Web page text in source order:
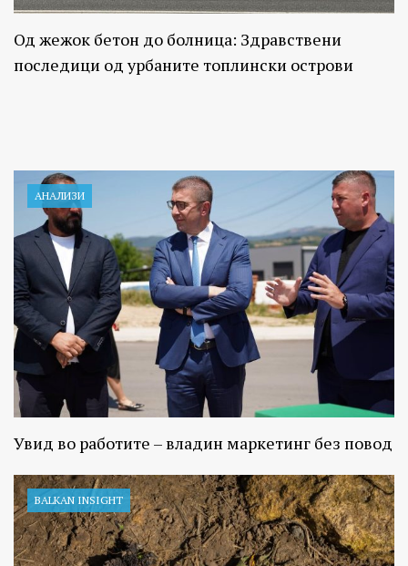
Од жежок бетон до болница: Здравствени
последици од урбаните топлински острови
АНАЛИЗИ
Увид во работите – владин маркетинг без повод
BALKAN INSIGHT